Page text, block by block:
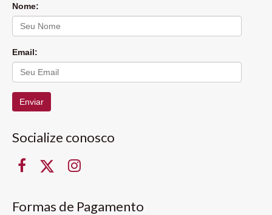
Nome:
Email:
Enviar
Socialize conosco
Formas de Pagamento